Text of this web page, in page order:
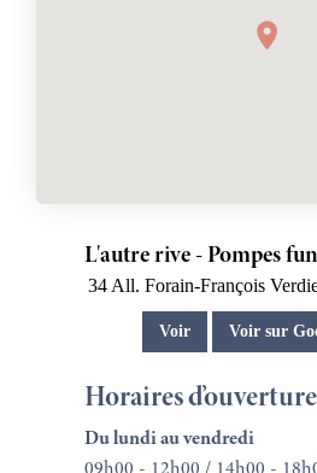
L'autre rive - Pompes
34 All. Forain-François
Voir Voir sur
Horaires d’ouverture
Du lundi au vendredi